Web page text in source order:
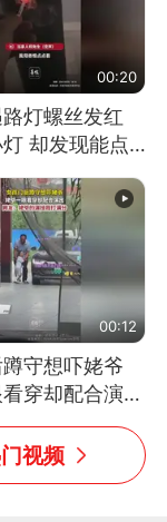
00:20
灯螺丝发红
却发现能点
事人：已报警
00:12
守想吓姥爷
穿却配合演出
的演技我打满
视频